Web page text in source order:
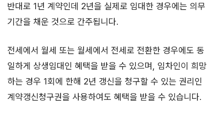
반대로 1년 계약인데 2년을 실제로 임대한 경우에는 의무
기간을 채운 것으로 간주됩니다.
전세에서 월세 또는 월세에서 전세로 전환한 경우에도 동
일하게 상생임대인 혜택을 받을 수 있으며, 임차인이 희망
하는 경우 1회에 한해 2년 갱신을 청구할 수 있는 권리인
계약갱신청구권을 사용하여도 혜택을 받을 수 있습니다.